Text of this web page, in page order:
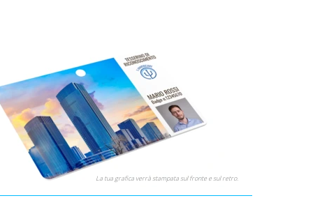
La tua grafica verrà stampata sul fronte e sul retro.